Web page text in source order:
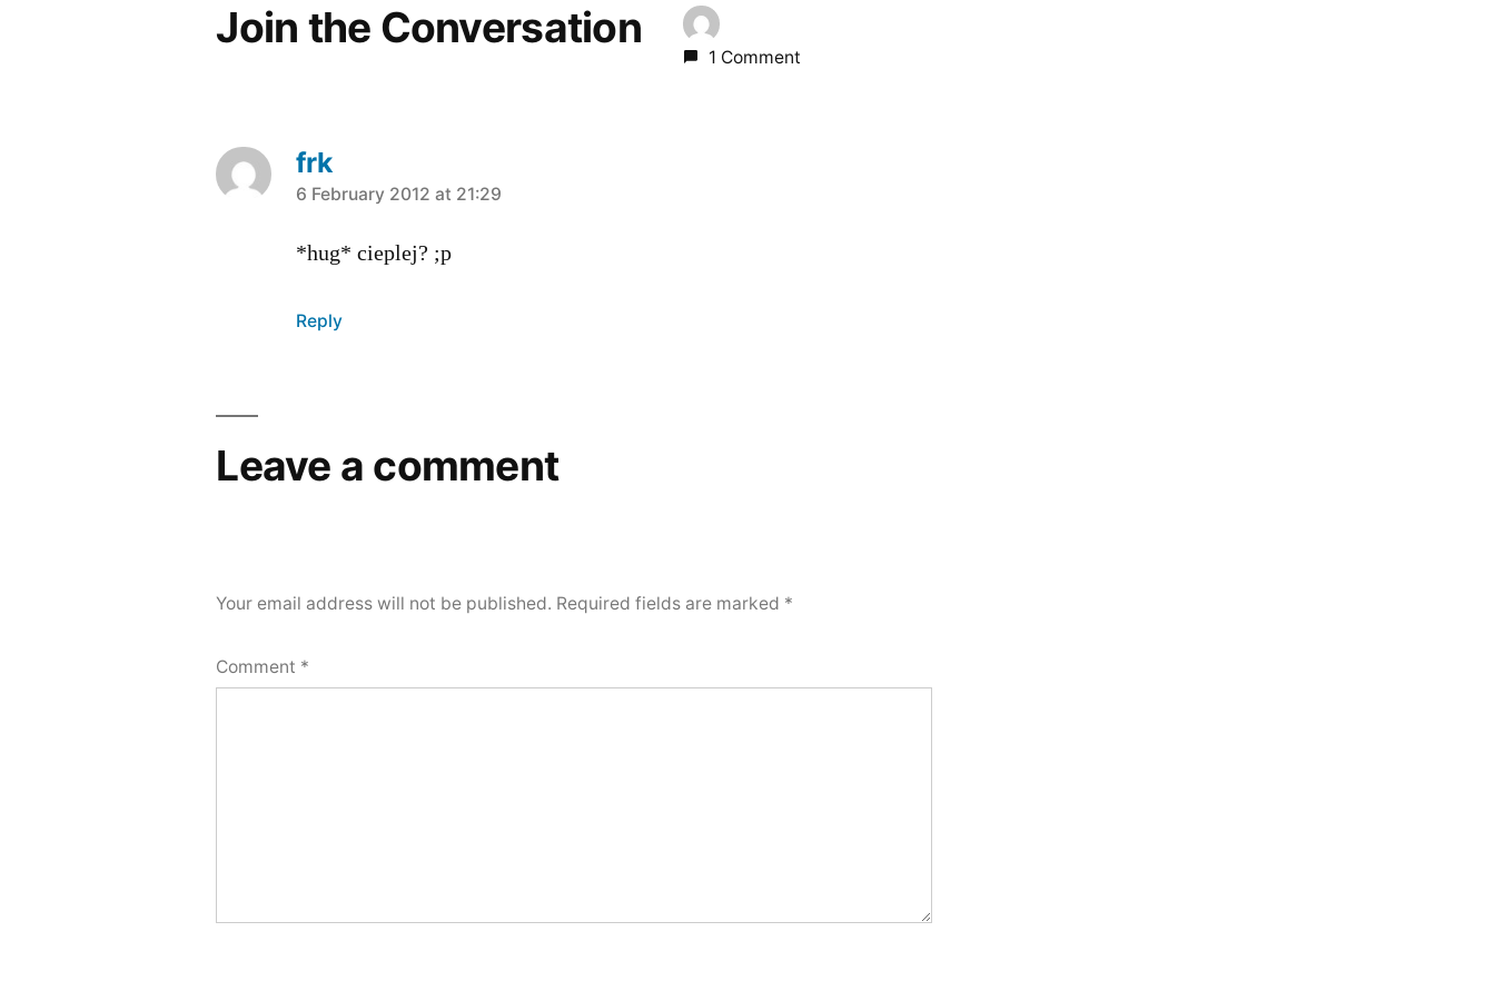
Join the Conversation
1 Comment
frk
says:
6 February 2012 at 21:29
*hug* cieplej? ;p
Reply
Leave a comment
Your email address will not be published. Required fields are marked *
Comment *